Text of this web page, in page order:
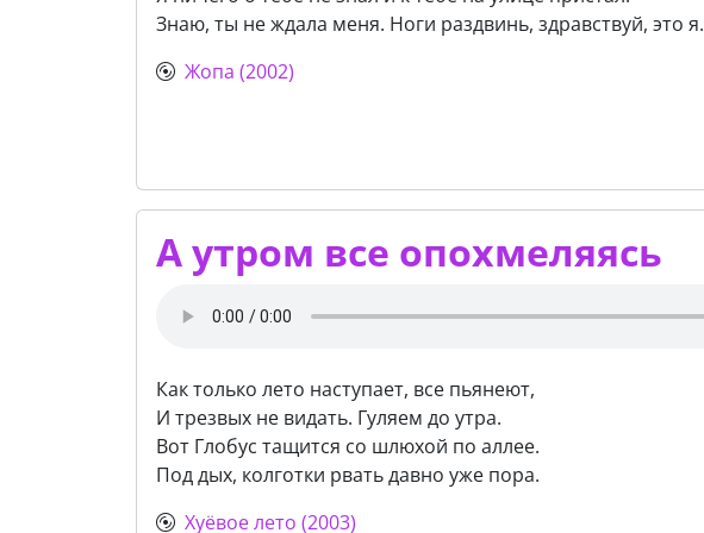
Знаю, ты не ждала меня. Ноги раздвинь, здравствуй, это я.
Жопа (2002)
А утром все опохмеляясь
Как только лето наступает, все пьянеют,
И трезвых не видать. Гуляем до утра.
Вот Глобус тащится со шлюхой по аллее.
Под дых, колготки рвать давно уже пора.
Хуёвое лето (2003)